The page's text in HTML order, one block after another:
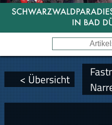
< Übersicht